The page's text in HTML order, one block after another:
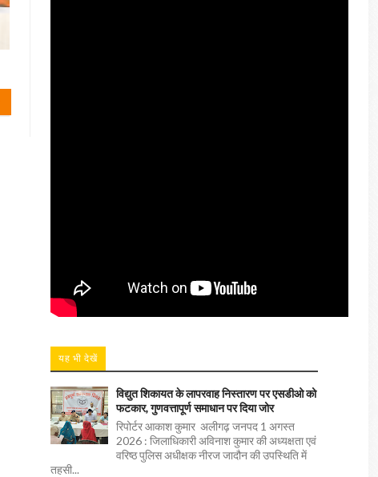
यह भी देखें
विद्युत शिकायत के लापरवाह निस्तारण पर एसडीओ को
फटकार, गुणवत्तापूर्ण समाधान पर दिया जोर
रिपोर्टर आकाश कुमार अलीगढ़ जनपद 1 अगस्त
2026 : जिलाधिकारी अविनाश कुमार की अध्यक्षता एवं
वरिष्ठ पुलिस अधीक्षक नीरज जादौन की उपस्थिति में
तहसी...